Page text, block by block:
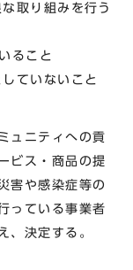
取り組みを行う
ること
ていないこと
ュニティへの貢
ビス・商品の提
害や感染症等の
っている事業者
、決定する。